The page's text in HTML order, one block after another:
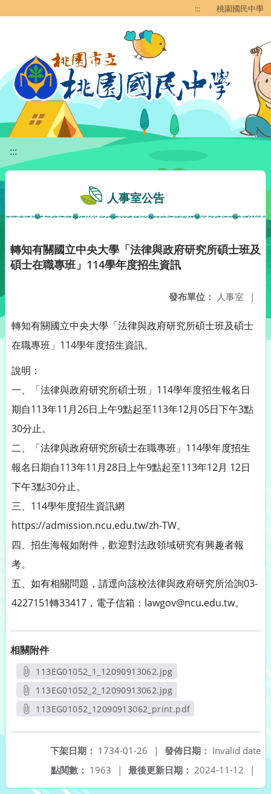
::: 桃園國民中學
:::
人事室公告
轉知有關國立中央大學「法律與政府研究所碩士班及
碩士在職專班」114學年度招生資訊
發布單位： 人事室 |
轉知有關國立中央大學「法律與政府研究所碩士班及碩士
在職專班」114學年度招生資訊。
說明：
一、「法律與政府研究所碩士班」114學年度招生報名日
期自113年11月26日上午9點起至113年12月05日下午3點
30分止。
二、「法律與政府研究所碩士在職專班」114學年度招生
報名日期自113年11月28日上午9點起至113年12月 12日
下午3點30分止。
三、114學年度招生資訊網
https://admission.ncu.edu.tw/zh-TW。
四、招生海報如附件，歡迎對法政領域研究有興趣者報
考。
五、如有相關問題，請逕向該校法律與政府研究所洽詢03-
4227151轉33417，電子信箱：lawgov@ncu.edu.tw。
相關附件
113EG01052_1_12090913062.jpg
另開新視窗
113EG01052_2_12090913062.jpg
另開新視窗
113EG01052_12090913062_print.pdf
發佈日期： Invalid date
下架日期： 1734-01-26
|
最後更新日期： 2024-11-12 |
點閱數： 1963 |